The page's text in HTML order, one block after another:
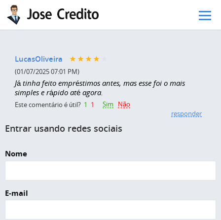
Pular para o conteúdo principal
LucasOliveira
(01/07/2025 07:01 PM)
Já tinha feito empréstimos antes, mas esse foi o mais
simples e rápido até agora.
Este comentário é útil? 1 1 Sim
Não
responder
Entrar usando redes sociais
Nome
E-mail